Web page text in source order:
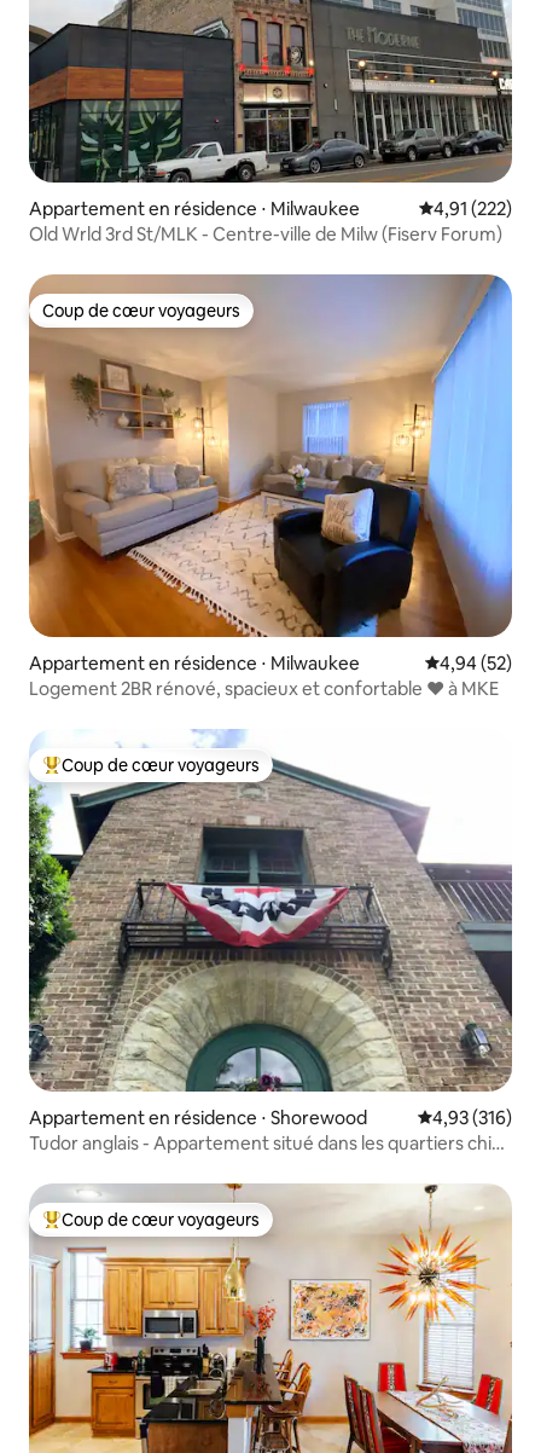
Appartement en résidence ⋅ Milwaukee Évaluation
4,91 (222)
Old Wrld 3rd St/MLK - Centre-ville de Milw (Fiserv Forum)
Coup de cœur voyageurs
Coup de cœur voyageurs
Appartement en résidence ⋅ Milwaukee Évaluation
4,94 (52)
Logement 2BR rénové, spacieux et confortable ❤️ à MKE
Coups de cœur voyageurs les plus appréciés
Coup de cœur voyageurs
Appartement en résidence ⋅ Shorewood Évaluation
4,93 (316)
Tudor anglais - Appartement situé dans les quartiers chics
Coups de cœur voyageurs les plus appréciés
Coup de cœur voyageurs